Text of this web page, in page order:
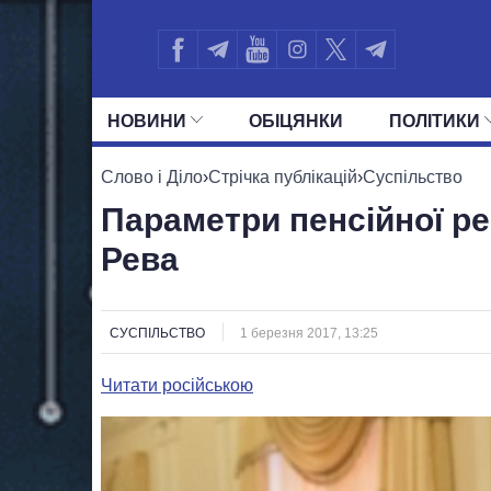
НОВИНИ ОБIЦЯНКИ ПОЛIТИКИ
УСІ ПОЛІТИКИ ПРЕЗИДЕНТ І ОФІС
Слово і Діло›Стрічка публікацій›Суспільство
Параметри пенсійної
Рева
СУСПІЛЬСТВО 1 березня 2017, 13:25
Читати російською